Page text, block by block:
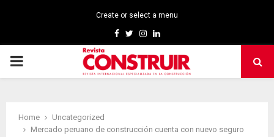
Create or select a menu
Facebook
TwitterInstagram
Linkedin
PRIMARY
Home
Uncategorized
Mercado peruano de construcción cuenta con nuevo seguro